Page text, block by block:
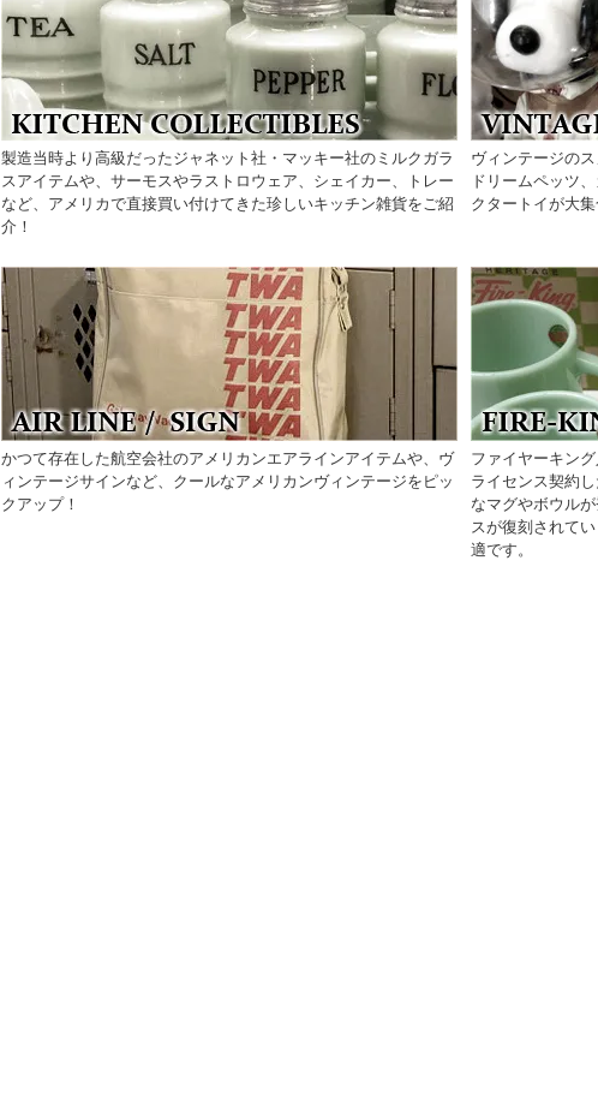
製造当時より高級だったジャネット社・マッキー社のミルクガラ
スアイテムや、サーモスやラストロウェア、シェイカー、トレー
など、アメリカで直接買い付けてきた珍しいキッチン雑貨をご紹
介！
ヴィンテージの
ドリームペッツ
クタートイが大
かつて存在した航空会社のアメリカンエアラインアイテムや、ヴ
ィンテージサインなど、クールなアメリカンヴィンテージをピッ
クアップ！
ファイヤーキン
ライセンス契約
なマグやボウル
スが復刻されて
適です。